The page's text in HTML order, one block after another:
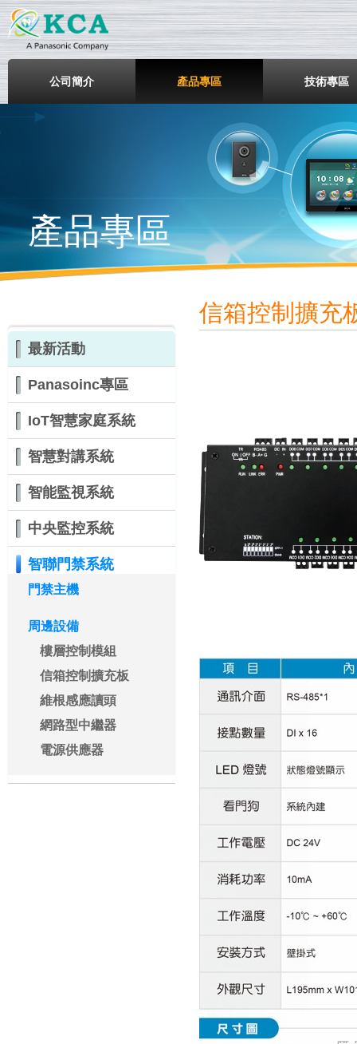
鎧鋒企業股份有限公司
公司簡介 產品專區 技術專區
產品專區
最新活動
Panasoinc專區
IoT智慧家庭系統
智慧對講系統
智能監視系統
中央監控系統
智聯門禁系統
門禁主機
周邊設備
樓層控制模組
信箱控制擴充板
維根感應讀頭
網路型中繼器
電源供應器
信箱控制擴充